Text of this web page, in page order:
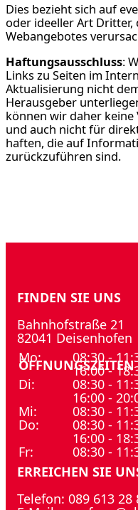
Dies bezieht sich auf
oder ideeller Art Dritter,
Webangebotes
Haftungsausschluss:
Links zu Seiten im
Aktualisierung nicht
Herausgeber
können wir daher
und auch nicht für
haften, die auf
zurückzuführen sind.
FINDEN SIE UNS
Bahnhofstraße 21
82041 Deisenhofen
ÖFFNUNGSZEITEN
Mo:
Di:
Mi:
Do:
Fr:
08:30 -
16:00 -
08:30 -
16:00 -
08:30 -
08:30 -
16:00 -
08:30 -
ERREICHEN SIE
Telefon: 089 613 28